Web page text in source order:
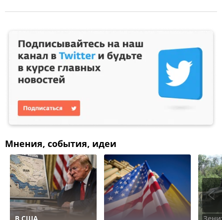
Мнения, события, идеи